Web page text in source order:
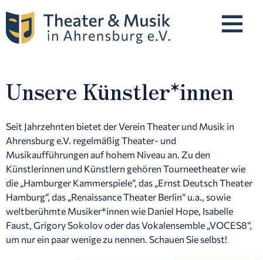
Programm
Unsere Künstler*innen
Karten & Preise
Spielstätten
Unsere Künstler*innen
Seit Jahrzehnten bietet der Verein Theater und Musik in
Ahrensburg e.V. regelmäßig Theater- und
Musikaufführungen auf hohem Niveau an. Zu den
Künstlerinnen und Künstlern gehören Tourneetheater wie
die „Hamburger Kammerspiele“, das „Ernst Deutsch Theater
Hamburg“, das „Renaissance Theater Berlin“ u.a., sowie
weltberühmte Musiker*innen wie Daniel Hope, Isabelle
Faust, Grigory Sokolov oder das Vokalensemble „VOCES8“,
um nur ein paar wenige zu nennen. Schauen Sie selbst!